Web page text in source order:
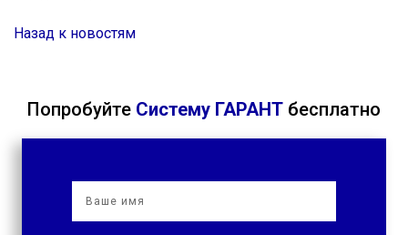
Назад к новостям
Попробуйте Систему ГАРАНТ бесплатно